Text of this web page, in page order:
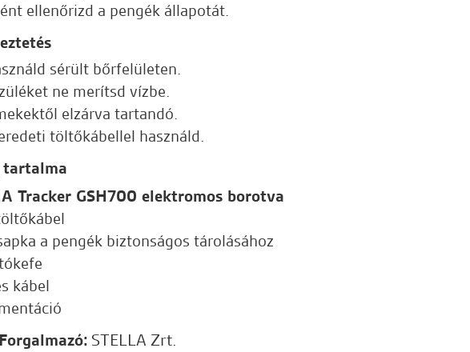
ellenőrizd a pengék állapotát.
sérült bőrfelületen.
ne merítsd vízbe.
elzárva tartandó.
töltőkábellel használd.
tartalma
Tracker GSH700 elektromos borotva
a pengék biztonságos tárolásához
kábel
STELLA Zrt.